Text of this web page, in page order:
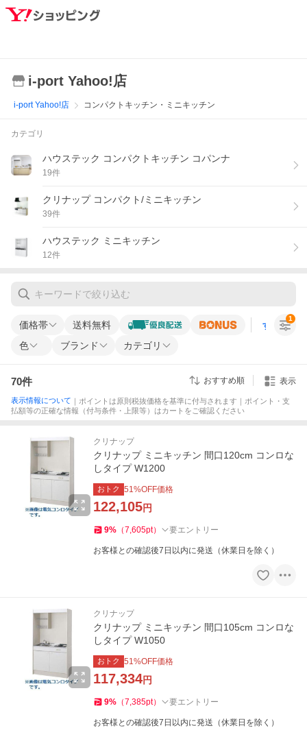
i-port Yahoo!店
i-port Yahoo!店 コンパクトキッチン・ミニキッチン
カテゴリ
ハウステック コンパクトキッチン コパンナ
19件
クリナップ コンパクト/ミニキッチン
39件
ハウステック ミニキッチン
12件
価格帯 送料無料 すべての条
色 ブランド カテゴリ
1
70件 おすすめ順 表示
表示情報について ｜ポイントは原則税抜価格を基準に付与されます｜ポイント・支
払額等の正確な情報（付与条件・上限等）はカートをご確認ください
クリナップ
クリナップ ミニキッチン 間口120cm コンロな
しタイプ W1200
おトク 51%OFF価格
122,105円
9% （7,605pt） 要エントリー
お客様との確認後7日以内に発送（休業日を除く）
クリナップ
クリナップ ミニキッチン 間口105cm コンロな
しタイプ W1050
おトク 51%OFF価格
117,334円
9% （7,385pt） 要エントリー
お客様との確認後7日以内に発送（休業日を除く）